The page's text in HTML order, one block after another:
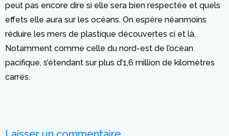
peut pas encore dire si elle sera bien respectée et quels
effets elle aura sur les océans. On espère néanmoins
réduire les mers de plastique découvertes ci et là.
Notamment comme celle du nord-est de l’océan
pacifique, s’étendant sur plus d’1,6 million de kilomètres
carrés.